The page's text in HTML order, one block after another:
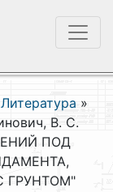
Литература »
В. С.
ПОД
ГРУНТОМ"